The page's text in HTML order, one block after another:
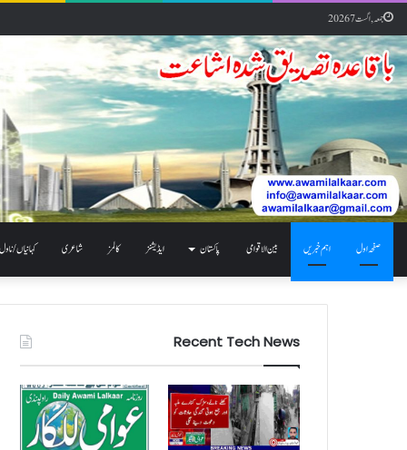
جمعہ, اگست 7 2026
صفحہ اول اہم خبریں بین الاقوامی پاکستان ایڈیشنز کالمز شاعری کہانیاں / ناول
Recent Tech News